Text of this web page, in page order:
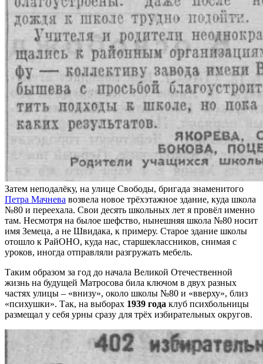
Затем неподалёку, на улице Свободы, бригада знаменитого
Петра Мачнева возвела новое трёхэтажное здание, куда школа
№80 и переехала. Свои десять школьных лет я провёл именно
там. Несмотря на былое шефство, нынешняя школа №80 носит
имя Земеца, а не Швидака, к примеру. Старое здание школы
отошло к РайОНО, куда нас, старшеклассников, снимая с
уроков, иногда отправляли разгружать мебель.
Таким образом за год до начала Великой Отечественной
жизнь на будущей Матросова била ключом в двух разных
частях улицы – «внизу», около школы №80 и «вверху», близ
«психушки». Так, на выборах 1939 года клуб психбольницы
размещал у себя урны сразу для трёх избирательных округов.